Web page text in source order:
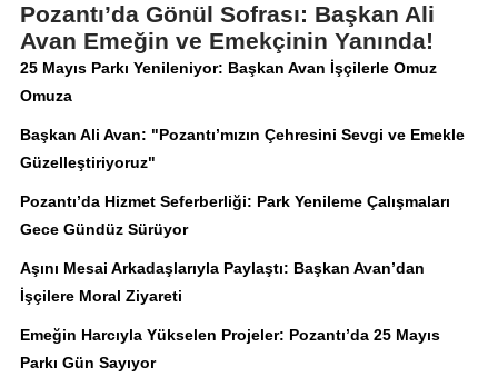
Pozantı’da Gönül Sofrası: Başkan Ali
Avan Emeğin ve Emekçinin Yanında!
25 Mayıs Parkı Yenileniyor: Başkan Avan İşçilerle Omuz
Omuza
Başkan Ali Avan: "Pozantı’mızın Çehresini Sevgi ve Emekle
Güzelleştiriyoruz"
Pozantı’da Hizmet Seferberliği: Park Yenileme Çalışmaları
Gece Gündüz Sürüyor
Aşını Mesai Arkadaşlarıyla Paylaştı: Başkan Avan’dan
İşçilere Moral Ziyareti
Emeğin Harcıyla Yükselen Projeler: Pozantı’da 25 Mayıs
Parkı Gün Sayıyor